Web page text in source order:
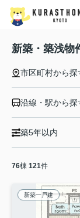
新築・築浅物
市区町村から探
沿線・駅から探
築5年以内
76棟 121件
新築一戸建